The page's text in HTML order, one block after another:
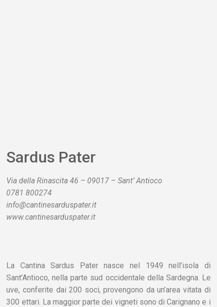
Sardus Pater
Via della Rinascita 46 – 09017 – Sant’ Antioco
0781 800274
info@cantinesarduspater.it
www.cantinesarduspater.it
La Cantina Sardus Pater nasce nel 1949 nell’isola di
Sant’Antioco, nella parte sud occidentale della Sardegna. Le
uve, conferite dai 200 soci, provengono da un’area vitata di
300 ettari. La maggior parte dei vigneti sono di Carignano e i